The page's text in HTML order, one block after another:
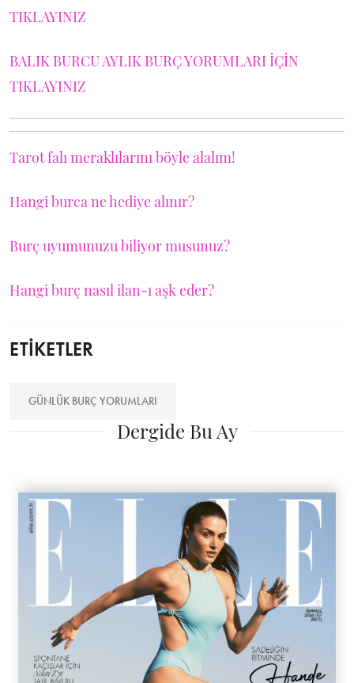
TIKLAYINIZ
BALIK BURCU AYLIK BURÇ YORUMLARI İÇİN
TIKLAYINIZ
Tarot falı meraklılarını böyle alalım!
Hangi burca ne hediye alınır?
Burç uyumunuzu biliyor musunuz?
Hangi burç nasıl ilan-ı aşk eder?
ETİKETLER
GÜNLÜK BURÇ YORUMLARI
Dergide Bu Ay